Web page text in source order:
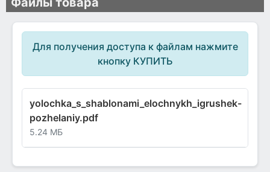
Для получения доступа к файлам нажмите
кнопку КУПИТЬ
yolochka_s_shablonami_elochnykh_igrushek-
pozhelaniy.pdf
5.24 МБ